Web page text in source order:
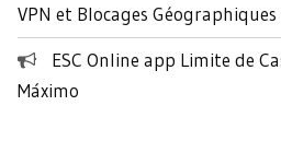
VPN et Blocages Géographiques
ESC Online app Limite de
Máximo